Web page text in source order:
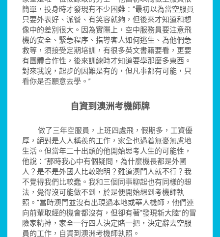
簡單，投身時才發現有不少困難：“最初以為當空服員
只要外表好、派餐、有笑容就夠，但後來才知道和想
像中的差別很大。因為實際上，空中服務員要注意飛
機的安全、緊急程序、指導客人如何逃生、為他們急
救等，須接受定期培訓，有很多英文書籍要看，更要
有團體合作性，後來訓練時才知道要學那麼多東西。
對來我說，起步的因難是有的，但凡事都有可能，只
看你是否願意去學。”
自資到澳洲考機師牌
做了三年空服員，上班四處飛，假期多，工資優
厚，絕對是人人稱羨的工作，家全也過着無憂無慮地
生活。但當年二十出頭的他開始思考人生的可能性，
他說：“那時我心中有個疑問，為什麼機長都是外國
人？是不是外國人比較聰明？難道澳門人就不行？我
不覺得我們比較蠢。我和三個同事聊起也有同樣的想
法，覺得沒可能做不到，於是便開始想到考機師執
照。”當時澳門並沒有出現過本地或華人機師，他們連
向前輩取經的機會都沒有，但卻有著“發現新大陸”的冒
險家精神，家全一行四人決定賭一把，決定辭去空服
員的工作，自資到澳洲考機師執照。